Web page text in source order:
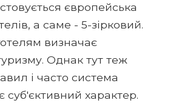
європейська
а саме - 5-зірковий.
визначає
Однак тут теж
і часто система
суб'єктивний характер.